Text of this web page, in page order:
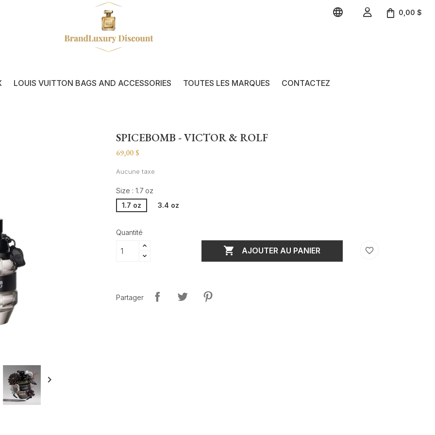
  0,00 $
LOUIS VUITTON BAGS AND ACCESSORIES TOUTES LES MARQUES CONTACTEZ

SPICEBOMB - VICTOR & ROLF
69,00 $
Aucune taxe
Size : 1.7 oz
1.7 oz 3.4 oz
Quantité
 AJOUTER AU PANIER favorite_border
Partager